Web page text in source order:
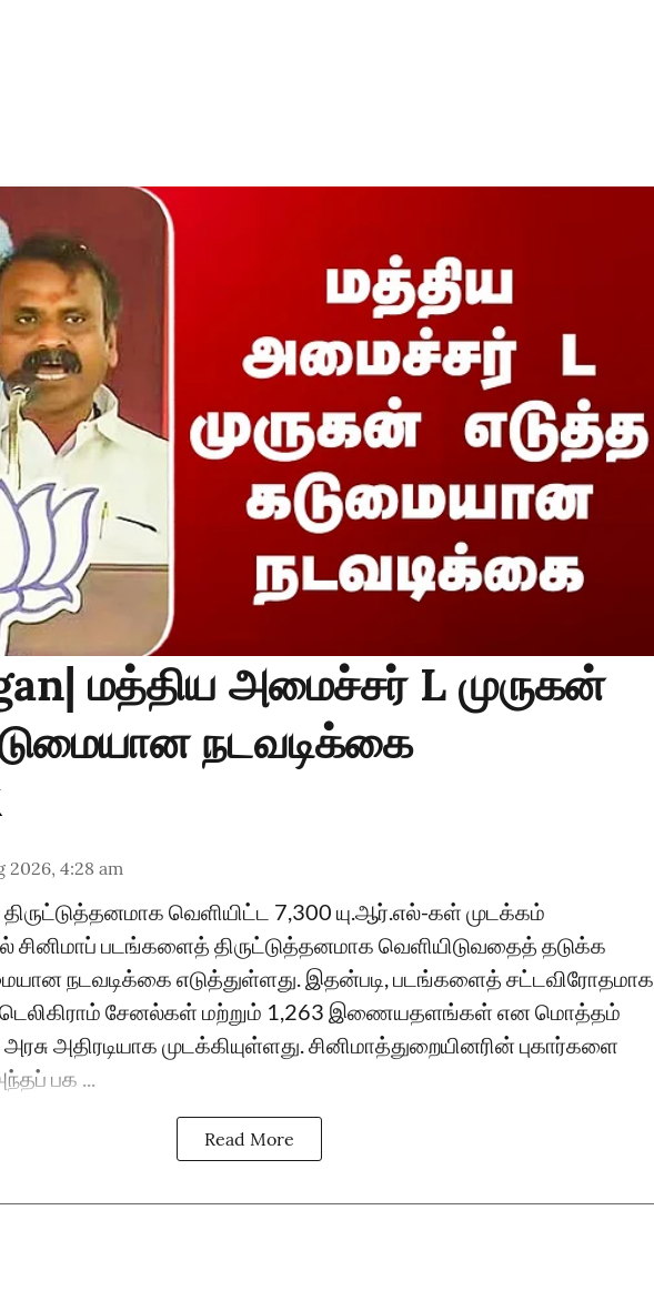
மத்திய அமைச்சர் L முருகன்
நடவடிக்கை
2026, 4:28 am
வெளியிட்ட 7,300 யு.ஆர்.எல்-கள் முடக்கம்
படங்களைத் திருட்டுத்தனமாக வெளியிடுவதைத் தடுக்க
நடவடிக்கை எடுத்துள்ளது. இதன்படி, படங்களைத் சட்டவிரோதமாக
டெலிகிராம் சேனல்கள் மற்றும் 1,263 இணையதளங்கள் என மொத்தம்
அதிரடியாக முடக்கியுள்ளது. சினிமாத்துறையினரின் புகார்களை
பக ...
Read More